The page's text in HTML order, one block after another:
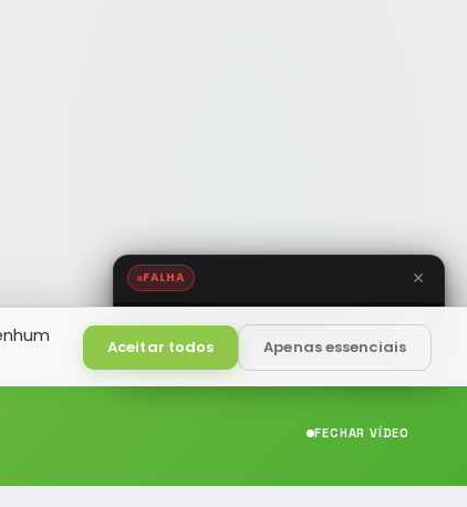
FALHA
NOTÍCIA FM
Ao Vivo
FECHAR VÍDEO
CONTATO
Aceitar todos Apenas essenciais